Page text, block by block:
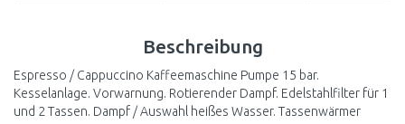
Beschreibung
Espresso / Cappuccino Kaffeemaschine Pumpe 15 bar.
Kesselanlage. Vorwarnung. Rotierender Dampf. Edelstahlfilter für 1
und 2 Tassen. Dampf / Auswahl heißes Wasser. Tassenwärmer